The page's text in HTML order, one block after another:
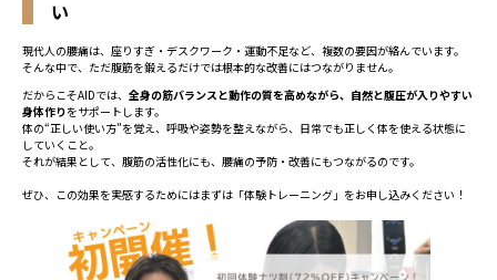
い
現代人の腰痛は、座りすぎ・デスクワーク・運動不足など、複数の要因が絡んでいます。
そんな中で、ただ腹筋を鍛えるだけでは根本的な改善にはつながりません。
だからこそAIDでは、 全身の筋バランスと動作の質を高めながら、自然と腹圧が入りやすい
身体作りをサポートします。
体の“正しい使い方”を覚え、呼吸や姿勢を整えながら、日常でも正しく体を使える状態に
していくこと。
それが結果として、腹筋の活性化にも、腰痛の予防・改善にもつながるのです。
ぜひ、この効果を実感するためにはまずは「体験トレーニング」をお申し込みください！